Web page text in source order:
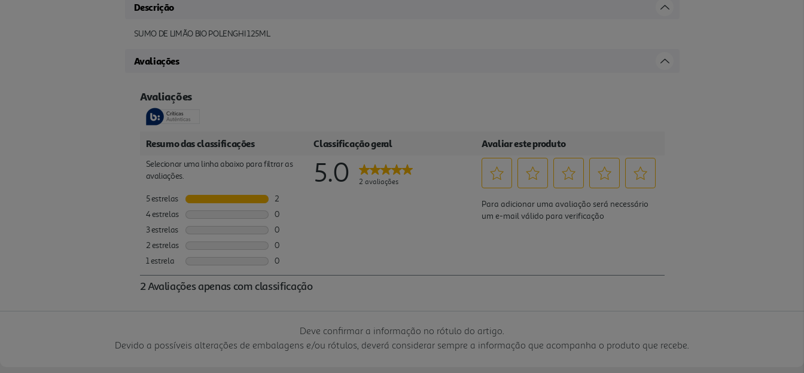
Descrição
SUMO DE LIMÃO BIO POLENGHI 125ML
Avaliações
Deve confirmar a informação no rótulo do artigo.
Devido a possíveis alterações de embalagens e/ou rótulos, deverá considerar sempre a informação que acompanha o produto que recebe.